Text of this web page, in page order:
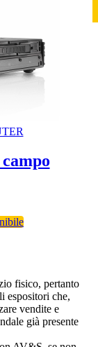
fisico, pertanto
espositori che,
vendite e
già presente